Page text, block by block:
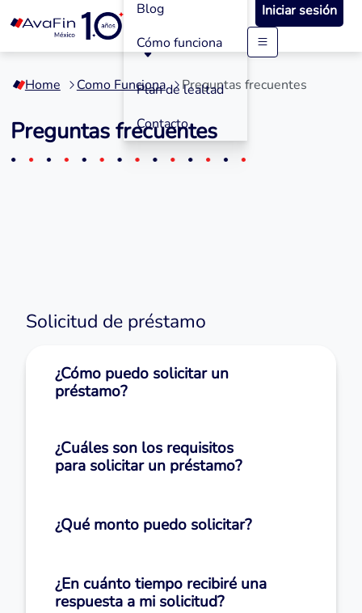
contenido
Blog
Cómo funciona
Plan de lealtad
Contacto
Iniciar sesión
Home Como Funciona Preguntas frecuentes
Preguntas frecuentes
Solicitud de préstamo
¿Cómo puedo solicitar un
préstamo?
¿Cuáles son los requisitos
para solicitar un préstamo?
¿Qué monto puedo solicitar?
¿En cuánto tiempo recibiré una
respuesta a mi solicitud?